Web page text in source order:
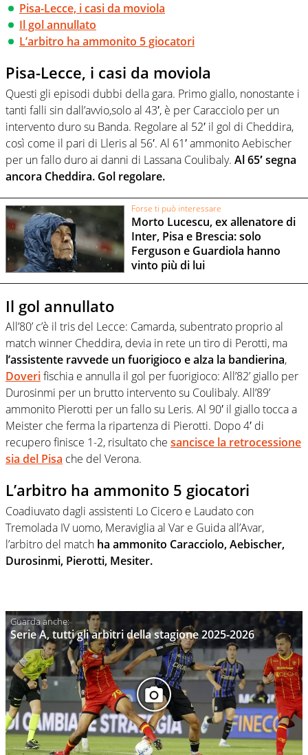
Pisa-Lecce, i casi da moviola
Il gol annullato
L’arbitro ha ammonito 5 giocatori
Pisa-Lecce, i casi da moviola
Questi gli episodi dubbi della gara. Primo giallo, nonostante i
tanti falli sin dall’avvio,solo al 43′, è per Caracciolo per un
intervento duro su Banda. Regolare al 52′ il gol di Cheddira,
così come il pari di Lleris al 56′. Al 61′ ammonito Aebischer
per un fallo duro ai danni di Lassana Coulibaly. Al 65′ segna
ancora Cheddira. Gol regolare.
Forse ti può interessare
Morto Lucescu, ex allenatore di
Inter, Pisa e Brescia: solo
Ferguson e Guardiola hanno
vinto più di lui
Il gol annullato
All’80’ c’è il tris del Lecce: Camarda, subentrato proprio al
match winner Cheddira, devia in rete un tiro di Perotti, ma
l’assistente ravvede un fuorigioco e alza la bandierina,
Doverifischia e annulla il gol per fuorigioco: All’82’ giallo per
Durosinmi per un brutto intervento su Coulibaly. All’89’
ammonito Pierotti per un fallo su Leris. Al 90′ il giallo tocca a
Meister che ferma la ripartenza di Pierotti. Dopo 4′ di
recupero finisce 1-2, risultato che sancisce la retrocessione
sia del Pisa che del Verona.
L’arbitro ha ammonito 5 giocatori
Coadiuvato dagli assistenti Lo Cicero e Laudato con
Tremolada IV uomo, Meraviglia al Var e Guida all’Avar,
l’arbitro del match ha ammonito Caracciolo, Aebischer,
Durosinmi, Pierotti, Mesiter.
Serie A, tutti gli arbitri della stagione 2025-2026